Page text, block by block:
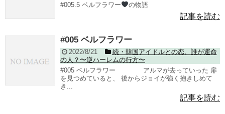
#005.5 ベルフラワー
の物語
記事を読む
#005 ベルフラワー
2022/8/21
続・韓国アイドルとの恋、誰が運命
の人？〜逆ハーレムの行方〜
#005 ベルフラワー アルマが去っていった 扉
を見つめていると、 後からジョイが強く抱きしめて
き...
記事を読む